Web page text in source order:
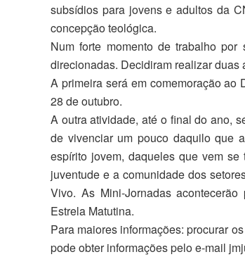
subsídios para jovens e adultos da
concepção teológica.
Num forte momento de trabalho
direcionadas. Decidiram realizar duas
A primeira será em comemoração
28 de outubro.
A outra atividade, até o final do ano,
de vivenciar um pouco daquilo que
espírito jovem, daqueles que vem
juventude e a comunidade dos
Vivo. As Mini-Jornadas
Estrela Matutina.
Para maiores informações: procurar
pode obter informações pelo e-mail